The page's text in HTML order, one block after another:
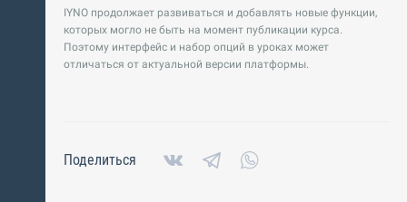
IYNO продолжает развиваться и добавлять новые функции,
которых могло не быть на момент публикации курса.
Поэтому интерфейс и набор опций в уроках может
отличаться от актуальной версии платформы.
Поделиться